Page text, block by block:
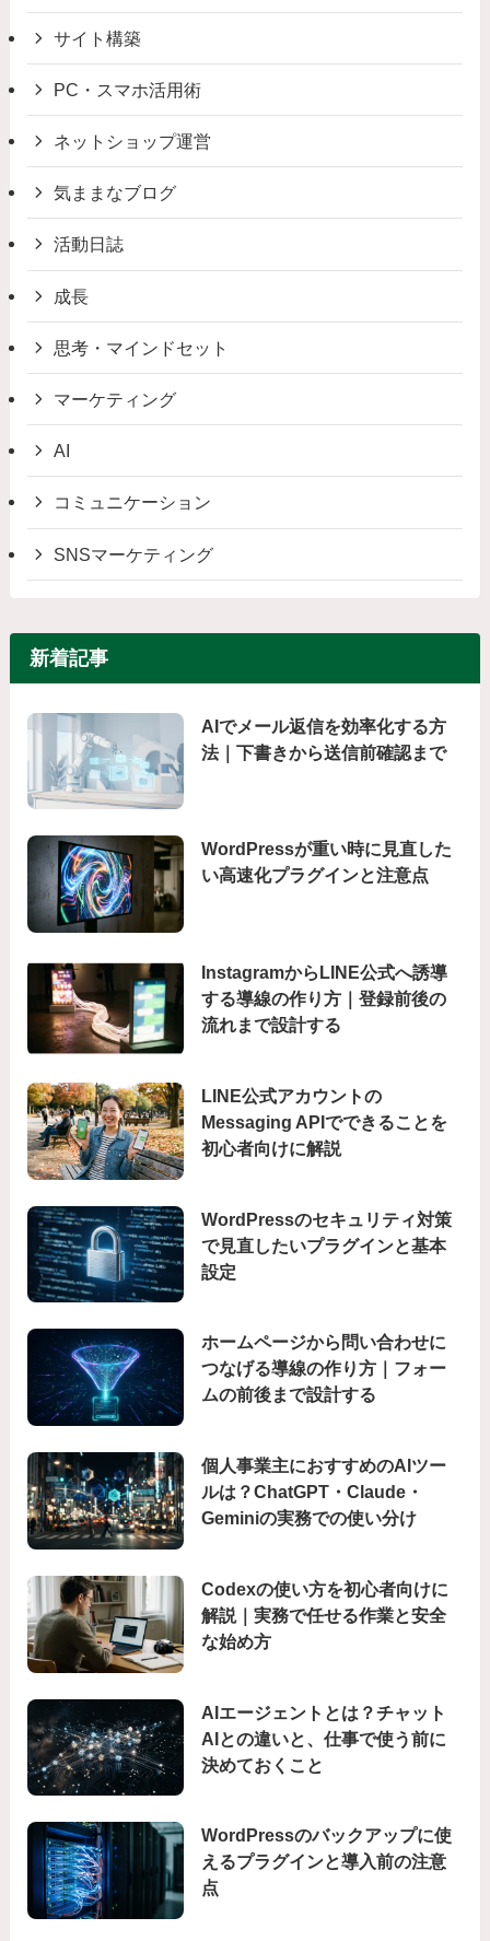
サイト構築
PC・スマホ活用術
ネットショップ運営
気ままなブログ
活動日誌
成長
思考・マインドセット
マーケティング
AI
コミュニケーション
SNSマーケティング
新着記事
AIでメール返信を効率化する方
法｜下書きから送信前確認まで
WordPressが重い時に見直した
い高速化プラグインと注意点
InstagramからLINE公式へ誘導
する導線の作り方｜登録前後の
流れまで設計する
LINE公式アカウントの
Messaging APIでできることを
初心者向けに解説
WordPressのセキュリティ対策
で見直したいプラグインと基本
設定
ホームページから問い合わせに
つなげる導線の作り方｜フォー
ムの前後まで設計する
個人事業主におすすめのAIツー
ルは？ChatGPT・Claude・
Geminiの実務での使い分け
Codexの使い方を初心者向けに
解説｜実務で任せる作業と安全
な始め方
AIエージェントとは？チャット
AIとの違いと、仕事で使う前に
決めておくこと
WordPressのバックアップに使
えるプラグインと導入前の注意
点